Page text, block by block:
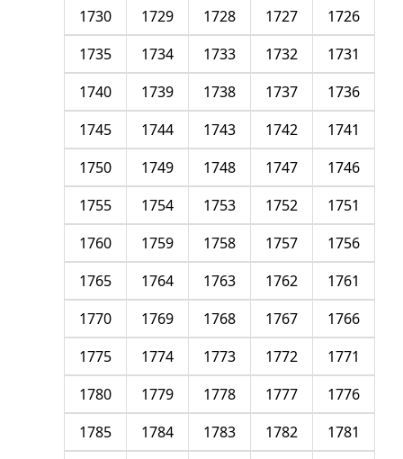
1726
1727
1728
1729
1730
1731
1732
1733
1734
1735
1736
1737
1738
1739
1740
1741
1742
1743
1744
1745
1746
1747
1748
1749
1750
1751
1752
1753
1754
1755
1756
1757
1758
1759
1760
1761
1762
1763
1764
1765
1766
1767
1768
1769
1770
1771
1772
1773
1774
1775
1776
1777
1778
1779
1780
1781
1782
1783
1784
1785